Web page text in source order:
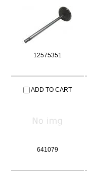
12575351
ADD TO CART
641079